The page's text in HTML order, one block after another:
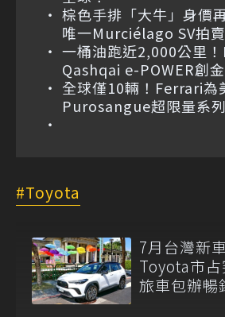
棕色手排「大牛」身價
唯一Murciélago SV拍賣
一桶油跑近2,000公里
Qashqai e-POWER創
全球僅10輛！Ferrari為
Purosangue超限量系列
Toyota
7月台灣新
Toyota市
旅車包辦暢